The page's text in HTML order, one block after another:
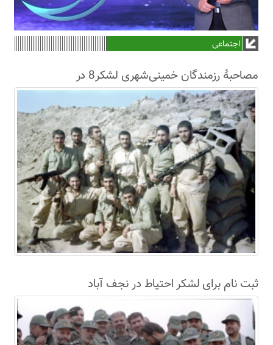
اجتماعی
مصاحبۀ رزمندگان خمینی‌شهری لشکر8 در
سال63+فیلم
ثبت نام برای لشکر احتیاط در نجف آباد